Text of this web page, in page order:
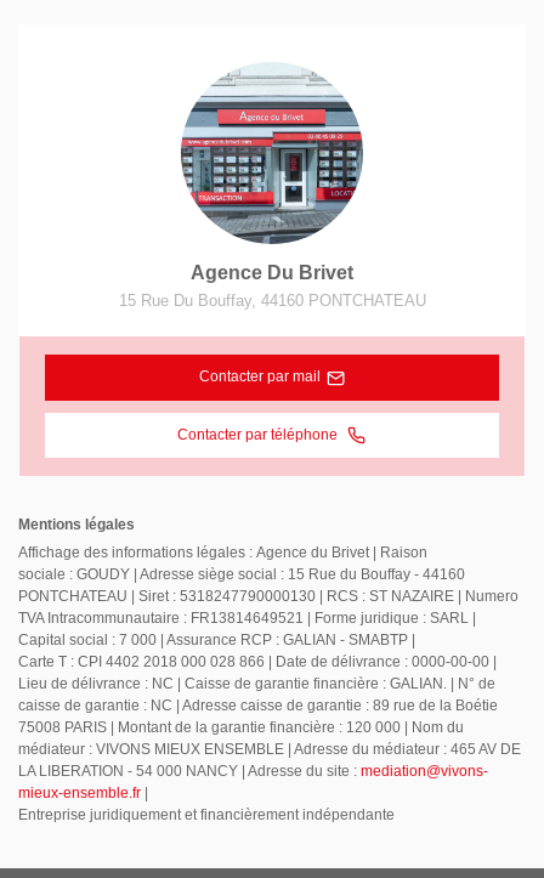
Agence Du Brivet
15 Rue Du Bouffay, 44160 PONTCHATEAU
Contacter par mail
Contacter par téléphone
Mentions légales
Affichage des informations légales : Agence du Brivet | Raison
sociale : GOUDY | Adresse siège social : 15 Rue du Bouffay - 44160
PONTCHATEAU | Siret : 5318247790000130 | RCS : ST NAZAIRE | Numero
TVA Intracommunautaire : FR13814649521 | Forme juridique : SARL |
Capital social : 7 000 | Assurance RCP : GALIAN - SMABTP |
Carte T : CPI 4402 2018 000 028 866 | Date de délivrance : 0000-00-00 |
Lieu de délivrance : NC | Caisse de garantie financière : GALIAN. | N° de
caisse de garantie : NC | Adresse caisse de garantie : 89 rue de la Boétie
75008 PARIS | Montant de la garantie financière : 120 000 | Nom du
médiateur : VIVONS MIEUX ENSEMBLE | Adresse du médiateur : 465 AV DE
LA LIBERATION - 54 000 NANCY | Adresse du site : mediation@vivons-
mieux-ensemble.fr
Entreprise juridiquement et financièrement indépendante